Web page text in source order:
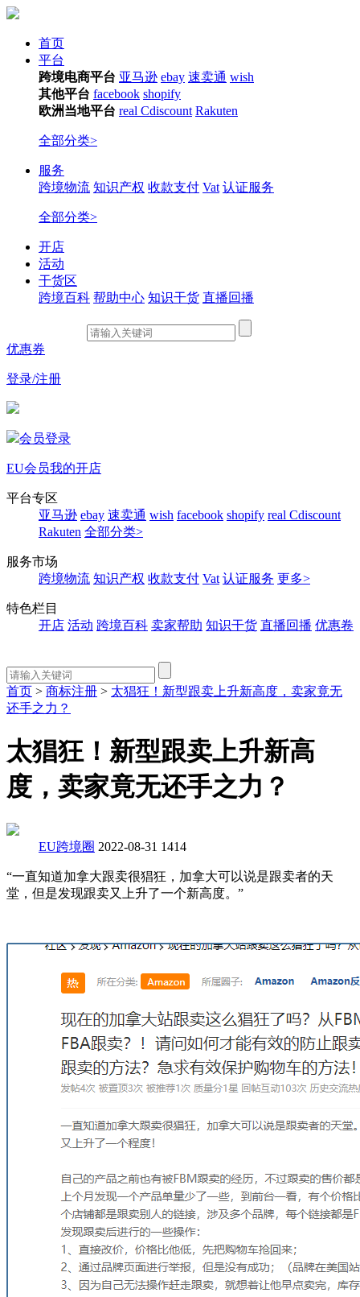
首页
平台
跨境电商平台 亚马逊 ebay 速卖通 wish
其他平台 facebook shopify
欧洲当地平台 real Cdiscount Rakuten
全部分类>
服务
跨境物流 知识产权 收款支付 Vat 认证服务
全部分类>
开店
活动
干货区
跨境百科 帮助中心 知识干货 直播回播
优惠券
登录/注册
会员登录
EU会员我的开店
平台专区
亚马逊 ebay 速卖通 wish facebook shopify real Cdiscount
Rakuten 全部分类>
服务市场
跨境物流 知识产权 收款支付 Vat 认证服务 更多>
特色栏目
开店 活动 跨境百科 卖家帮助 知识干货 直播回播 优惠卷
首页 > 商标注册 > 太猖狂！新型跟卖上升新高度，卖家竟无
还手之力？
太猖狂！新型跟卖上升新高
度，卖家竟无还手之力？
EU跨境圈 2022-08-31 1414
“一直知道加拿大跟卖很猖狂，加拿大可以说是跟卖者的天
堂，但是发现跟卖又上升了一个新高度。”